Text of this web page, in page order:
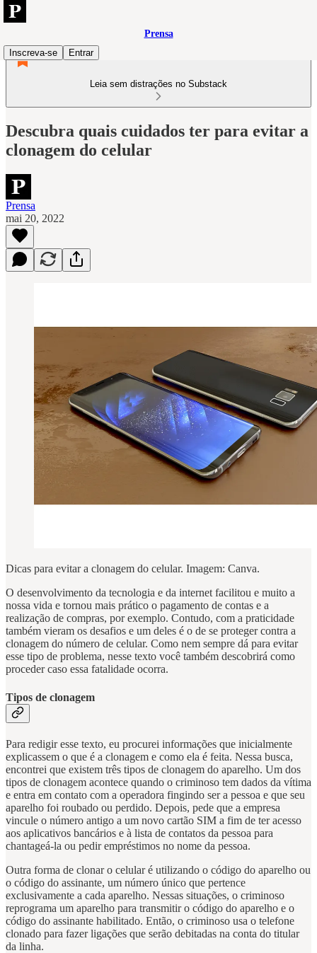
Prensa
Inscreva-se
Entrar
Leia sem distrações no Substack
Descubra quais cuidados ter para evitar a
clonagem do celular
Prensa
mai 20, 2022
Dicas para evitar a clonagem do celular. Imagem: Canva.
O desenvolvimento da tecnologia e da internet facilitou e muito a
nossa vida e tornou mais prático o pagamento de contas e a
realização de compras, por exemplo. Contudo, com a praticidade
também vieram os desafios e um deles é o de se proteger contra a
clonagem do número de celular. Como nem sempre dá para evitar
esse tipo de problema, nesse texto você também descobrirá como
proceder caso essa fatalidade ocorra.
Tipos de clonagem
Para redigir esse texto, eu procurei informações que inicialmente
explicassem o que é a clonagem e como ela é feita. Nessa busca,
encontrei que existem três tipos de clonagem do aparelho. Um dos
tipos de clonagem acontece quando o criminoso tem dados da vítima
e entra em contato com a operadora fingindo ser a pessoa e que seu
aparelho foi roubado ou perdido. Depois, pede que a empresa
vincule o número antigo a um novo cartão SIM a fim de ter acesso
aos aplicativos bancários e à lista de contatos da pessoa para
chantageá-la ou pedir empréstimos no nome da pessoa.
Outra forma de clonar o celular é utilizando o código do aparelho ou
o código do assinante, um número único que pertence
exclusivamente a cada aparelho. Nessas situações, o criminoso
reprograma um aparelho para transmitir o código do aparelho e o
código do assinante habilitado. Então, o criminoso usa o telefone
clonado para fazer ligações que serão debitadas na conta do titular
da linha.